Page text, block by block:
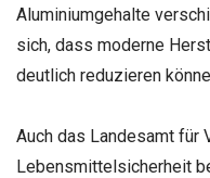
Aluminiumgehalte
sich, dass moderne
deutlich reduzieren
Auch das Landesamt für
Lebensmittelsicherheit